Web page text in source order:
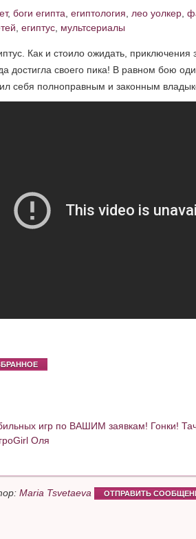
, боги египта египтология лео уолкер
египтус мультсериалы
Как и стоило ожидать,
достигла своего пика! В равном бою
себя полноправным и законным
игр по ВАШИМ заявкам! Гонки!
Оля
Maria Tsvetaeva ОТПРАВИТЬ